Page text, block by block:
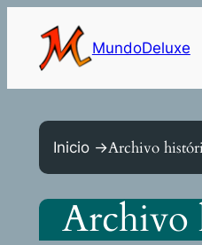
MundoDeluxe
Inicio ->Archivo
Archivo